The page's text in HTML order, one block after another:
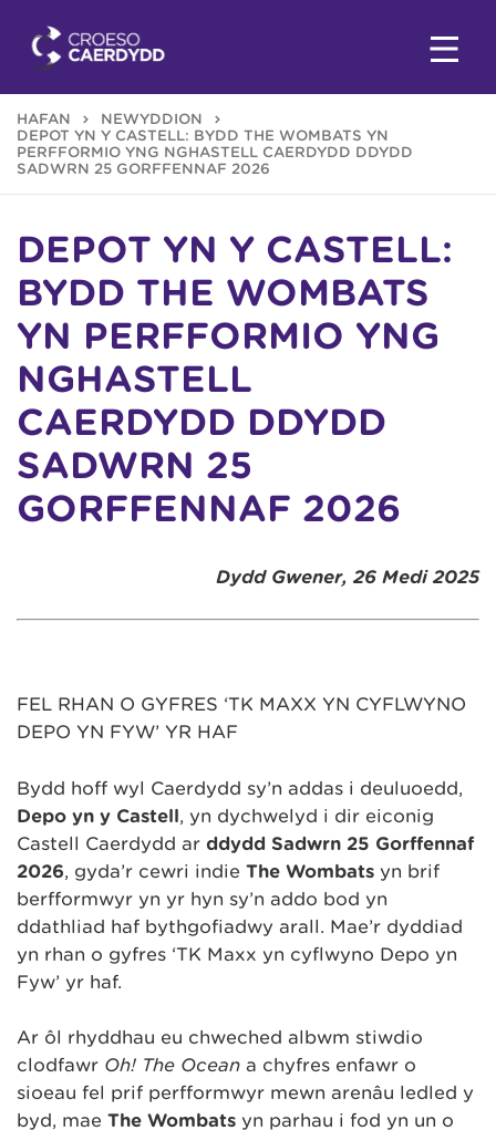
HAFAN
NEWYDDION
DEPOT YN Y CASTELL: BYDD THE WOMBATS YN
PERFFORMIO YNG NGHASTELL CAERDYDD DDYDD
SADWRN 25 GORFFENNAF 2026
DEPOT YN Y CASTELL:
BYDD THE WOMBATS
YN PERFFORMIO YNG
NGHASTELL
CAERDYDD DDYDD
SADWRN 25
GORFFENNAF 2026
Dydd Gwener, 26 Medi 2025
FEL RHAN O GYFRES ‘TK MAXX YN CYFLWYNO
DEPO YN FYW’ YR HAF
Bydd hoff ŵyl Caerdydd sy’n addas i deuluoedd,
Depo yn y Castell, yn dychwelyd i dir eiconig
Castell Caerdydd ar ddydd Sadwrn 25 Gorffennaf
2026, gyda’r cewri indie The Wombats yn brif
berfformwyr yn yr hyn sy’n addo bod yn
ddathliad haf bythgofiadwy arall. Mae’r dyddiad
yn rhan o gyfres ‘TK Maxx yn cyflwyno Depo yn
Fyw’ yr haf.
Ar ôl rhyddhau eu chweched albwm stiwdio
clodfawr Oh! The Ocean a chyfres enfawr o
sioeau fel prif perfformwyr mewn arenâu ledled y
byd, mae The Wombats yn parhau i fod yn un o